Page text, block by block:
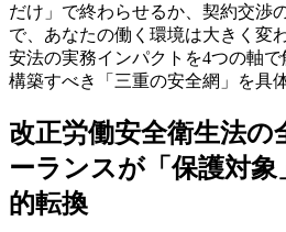
だけ」で終わらせるか、契約交渉
で、あなたの働く環境は大きく変
安法の実務インパクトを4つの軸
構築すべき「三重の安全網」を具
改正労働安全衛生法
ーランスが「保護対
的転換